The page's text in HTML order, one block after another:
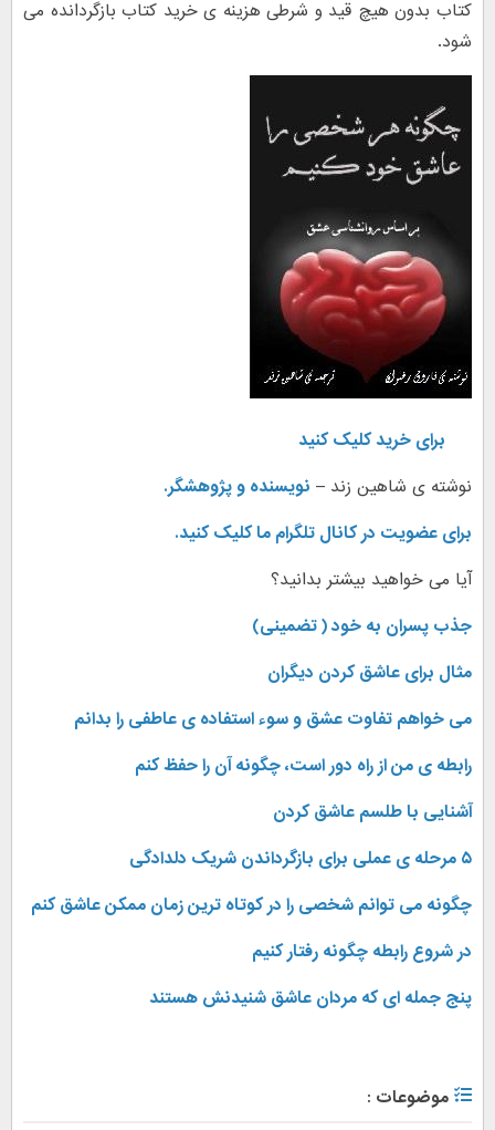
کتاب بدون هیچ قید و شرطی هزینه ی خرید کتاب بازگردانده می
شود.
برای خرید کلیک کنید
نوشته ی شاهین زند – نویسنده و پژوهشگر.
برای عضویت در کانال تلگرام ما کلیک کنید.
آیا می خواهید بیشتر بدانید؟
جذب پسران به خود ( تضمینی)
مثال برای عاشق کردن دیگران
می خواهم تفاوت عشق و سوء استفاده ی عاطفی را بدانم
رابطه ی من از راه دور است، چگونه آن را حفظ کنم
آشنایی با طلسم عاشق کردن
۵ مرحله ی عملی برای بازگرداندن شریک دلدادگی
چگونه می توانم شخصی را در کوتاه ترین زمان ممکن عاشق کنم
در شروع رابطه چگونه رفتار کنیم
پنج جمله ای که مردان عاشق شنیدنش هستند
موضوعات :